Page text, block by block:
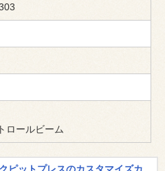
ロールビーム
ピットプレスのカスタマイズカ